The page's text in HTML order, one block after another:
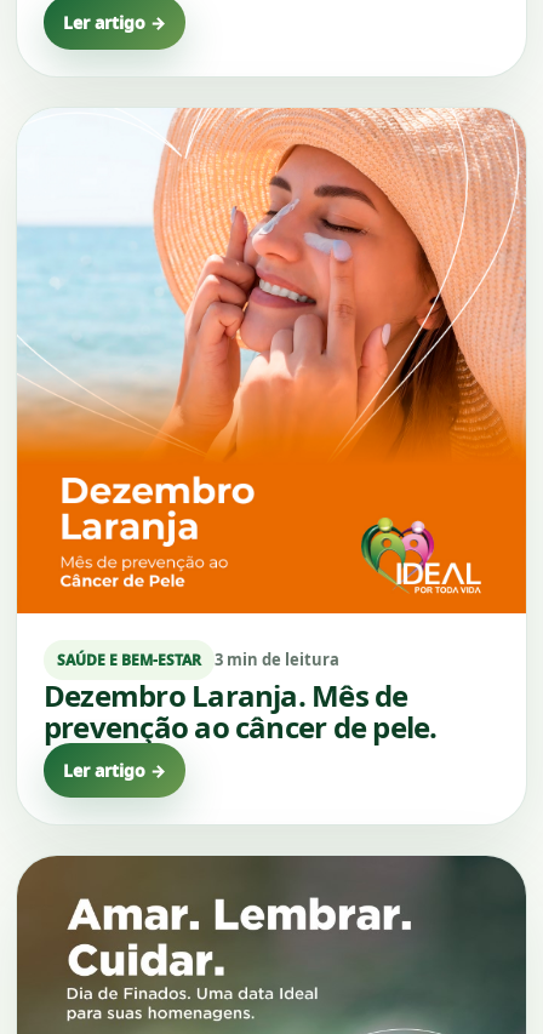
Ler artigo →
SAÚDE E BEM-ESTAR 3 min de leitura
Dezembro Laranja. Mês de
prevenção ao câncer de pele.
Ler artigo →